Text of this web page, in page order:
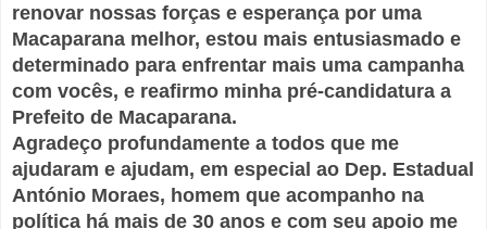
renovar nossas forças e esperança por uma
Macaparana melhor, estou mais entusiasmado e
determinado para enfrentar mais uma campanha
com vocês, e reafirmo minha pré-candidatura a
Prefeito de Macaparana.
Agradeço profundamente a todos que me
ajudaram e ajudam, em especial ao Dep. Estadual
António Moraes, homem que acompanho na
política há mais de 30 anos e com seu apoio me